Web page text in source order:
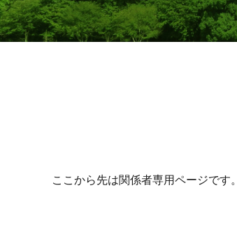
ここから先は関係者専用ページです。